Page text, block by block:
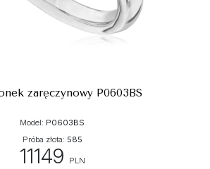
zaręczynowy P0603BS
Model: P0603BS
Próba złota: 585
11149 PLN